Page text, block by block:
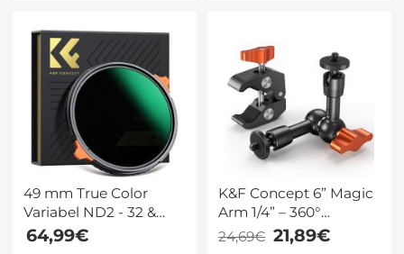
Coatings Nano Klear
Serie
cameralens Nano-
Klear-serie
49 mm True Color
Variabel ND2 - 32 &
CPL Circulair
Polariserend Lens
64,99€
K&F Concept 6” Magic
Arm 1/4” – 360°
Kogelkop Mini Arm
voor Monitor, Lamp &
24,69€ 21,89€